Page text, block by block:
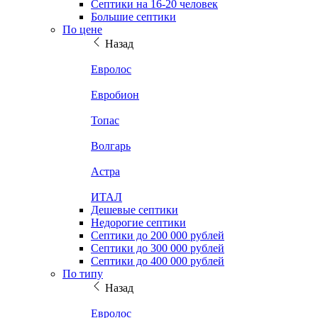
Септики на 16-20 человек
Большие септики
По цене
Назад
Евролос
Евробион
Топас
Волгарь
Астра
ИТАЛ
Дешевые септики
Недорогие септики
Септики до 200 000 рублей
Септики до 300 000 рублей
Септики до 400 000 рублей
По типу
Назад
Евролос